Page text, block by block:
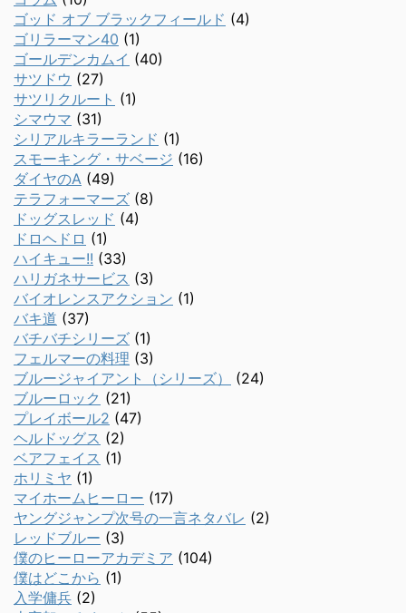
ゴッド オブ ブラックフィールド (4)
ゴリラーマン40 (1)
ゴールデンカムイ (40)
サツドウ (27)
サツリクルート (1)
シマウマ (31)
シリアルキラーランド (1)
スモーキング・サベージ (16)
ダイヤのA (49)
テラフォーマーズ (8)
ドッグスレッド (4)
ドロヘドロ (1)
ハイキュー!! (33)
ハリガネサービス (3)
バイオレンスアクション (1)
バキ道 (37)
バチバチシリーズ (1)
フェルマーの料理 (3)
ブルージャイアント（シリーズ）
(24)
ブルーロック (21)
プレイボール2 (47)
ヘルドッグス (2)
ベアフェイス (1)
ホリミヤ (1)
マイホームヒーロー (17)
ヤングジャンプ次号の一言ネタバレ (2)
レッドブルー (3)
僕のヒーローアカデミア (104)
僕はどこから (1)
入学傭兵 (2)